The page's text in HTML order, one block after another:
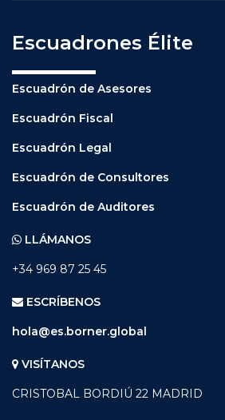
Escuadrones Élite
Escuadrón de Asesores
Escuadrón Fiscal
Escuadrón Legal
Escuadrón de Consultores
Escuadrón de Auditores
LLÁMANOS
+34 969 87 25 45
ESCRÍBENOS
hola@es.borner.global
VISÍTANOS
CRISTOBAL BORDIÚ 22 MADRID